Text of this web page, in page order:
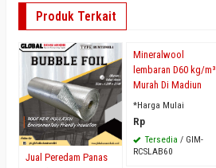
Produk Terkait
Jual Peredam Panas
Mineralwool
lembaran D60 kg/m³
Murah Di Madiun
*Harga Mulai
Rp
Tersedia / GIM-
RCSLAB60